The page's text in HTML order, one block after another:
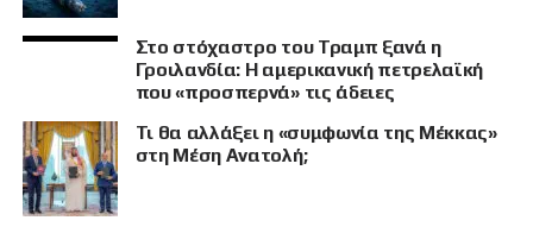
Στο στόχαστρο του Τραμπ ξανά η
Γροιλανδία: Η αμερικανική πετρελαϊκή
που «προσπερνά» τις άδειες
Τι θα αλλάξει η «συμφωνία της Μέκκας»
στη Μέση Ανατολή;